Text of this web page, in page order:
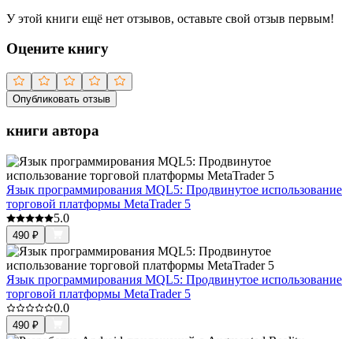
У этой книги ещё нет отзывов, оставьте свой отзыв первым!
Оцените книгу
Опубликовать отзыв
книги автора
Язык программирования MQL5: Продвинутое использование
торговой платформы MetaTrader 5
5.0
490 ₽
Язык программирования MQL5: Продвинутое использование
торговой платформы MetaTrader 5
0.0
490 ₽